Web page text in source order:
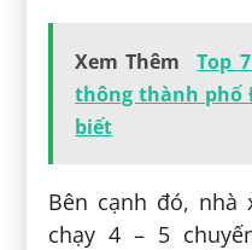
Xem Thêm
Top
thông thành phố
biết
Bên cạnh đó, nhà
chạy 4 – 5